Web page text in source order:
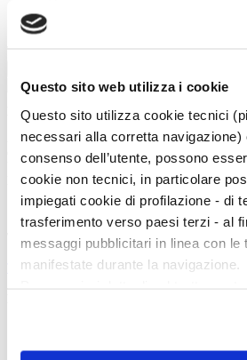
Questo sito web utilizza i cookie
Questo sito utilizza cookie tecnici
necessari alla corretta navigazione)
consenso dell’utente, possono
cookie non tecnici, in particolare
impiegati cookie di profilazione - di
trasferimento verso paesi terzi - al
messaggi pubblicitari in linea con le
manifestate durante la navigazione.
scelte privacy sui cookie, ti
dell’informativa cookie.
La vita e le opere dei grandi artisti dal
Art History è la sezione di Artedossier.it
e ai loro capolavori.
Una straordinaria occasione per incontrare i
la loro vita, gli eventi e gli incontri che hanno
Tweets di @artedossier